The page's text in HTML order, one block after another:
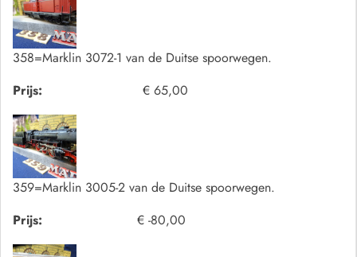
358=Marklin 3072-1 van de Duitse spoorwegen.
Prijs:
€ 65,00
359=Marklin 3005-2 van de Duitse spoorwegen.
Prijs:
€ -80,00